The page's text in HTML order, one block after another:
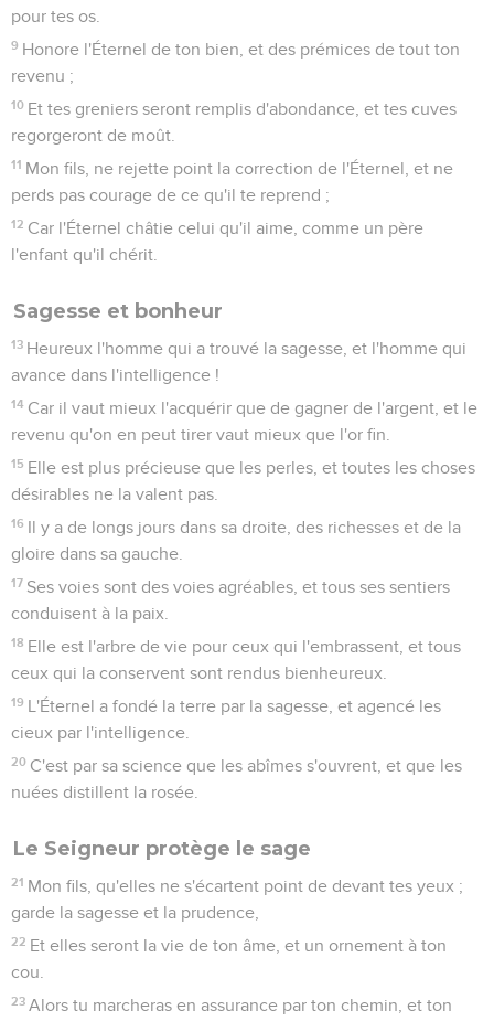
pour tes os.
9 Honore l'Éternel de ton bien, et des prémices de tout ton
revenu ;
10 Et tes greniers seront remplis d'abondance, et tes cuves
regorgeront de moût.
11 Mon fils, ne rejette point la correction de l'Éternel, et ne
perds pas courage de ce qu'il te reprend ;
12 Car l'Éternel châtie celui qu'il aime, comme un père
l'enfant qu'il chérit.
Sagesse et bonheur
13 Heureux l'homme qui a trouvé la sagesse, et l'homme qui
avance dans l'intelligence !
14 Car il vaut mieux l'acquérir que de gagner de l'argent, et le
revenu qu'on en peut tirer vaut mieux que l'or fin.
15 Elle est plus précieuse que les perles, et toutes les choses
désirables ne la valent pas.
16 Il y a de longs jours dans sa droite, des richesses et de la
gloire dans sa gauche.
17 Ses voies sont des voies agréables, et tous ses sentiers
conduisent à la paix.
18 Elle est l'arbre de vie pour ceux qui l'embrassent, et tous
ceux qui la conservent sont rendus bienheureux.
19 L'Éternel a fondé la terre par la sagesse, et agencé les
cieux par l'intelligence.
20 C'est par sa science que les abîmes s'ouvrent, et que les
nuées distillent la rosée.
Le Seigneur protège le sage
21 Mon fils, qu'elles ne s'écartent point de devant tes yeux ;
garde la sagesse et la prudence,
22 Et elles seront la vie de ton âme, et un ornement à ton
cou.
23 Alors tu marcheras en assurance par ton chemin, et ton